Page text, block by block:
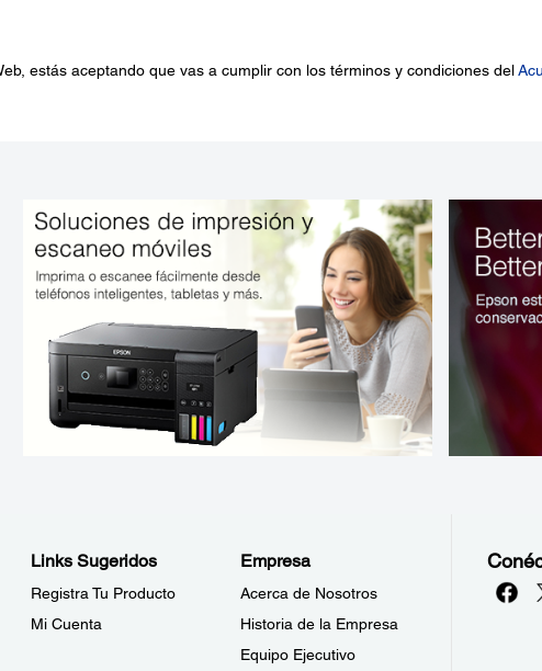
estás aceptando que vas a cumplir con los términos y condiciones del
Links Sugeridos
Registra Tu Producto
Mi Cuenta
Empresa
Acerca de Nosotros
Historia de la Empresa
Equipo Ejecutivo